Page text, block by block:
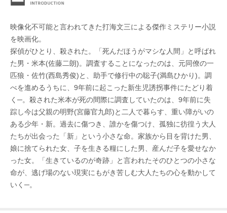
映像化不可能と言われてきた打海文三による傑作ミステリー小説
を映画化。
探偵がひとり、殺された。「死んだほうがマシな人間」と呼ばれ
た男・米本(佐藤二朗)。調査することになったのは、元同僚の一
匹狼・佐竹(西島秀俊)と、助手で修行中の聡子(満島ひかり)。調
べを進めるうちに、9年前に起こった新生児誘拐事件にたどり着
く─。殺された米本が死の間際に調査していたのは、9年前に失
踪し今は父親の明野(宮藤官九郎)と二人で暮らす、重い障がいの
ある少年・新。過去に傷つき、誰かを傷つけ、孤独に彷徨う大人
たちが出会った「新」という小さな命。家族から目を背けた男、
娘に捨てられた女、子を生きる糧にした男、産んだ子を愛せなか
った女。「生きているのが奇跡」と言われたそのひとつの小さな
命が、逃げ場のない現実にもがき苦しむ大人たちの心を動かして
いく─。